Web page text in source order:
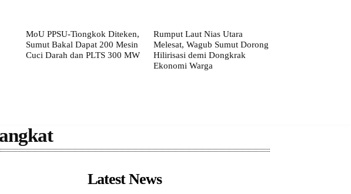
MoU PPSU-Tiongkok Diteken,
Sumut Bakal Dapat 200 Mesin
Cuci Darah dan PLTS 300 MW
Rumput Laut Nias Utara
Melesat, Wagub Sumut Dorong
Hilirisasi demi Dongkrak
Ekonomi Warga
Latest News